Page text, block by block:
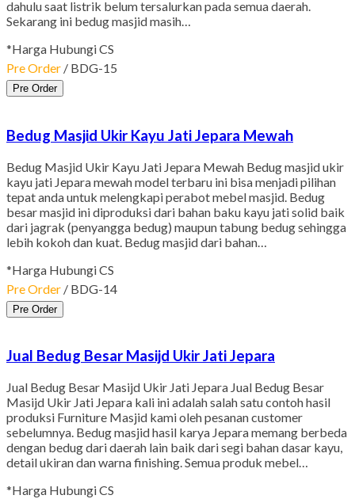
dahulu saat listrik belum tersalurkan pada semua daerah.
Sekarang ini bedug masjid masih…
*Harga Hubungi CS
Pre Order / BDG-15
Pre Order
Bedug Masjid Ukir Kayu Jati Jepara Mewah
Bedug Masjid Ukir Kayu Jati Jepara Mewah Bedug masjid ukir
kayu jati Jepara mewah model terbaru ini bisa menjadi pilihan
tepat anda untuk melengkapi perabot mebel masjid. Bedug
besar masjid ini diproduksi dari bahan baku kayu jati solid baik
dari jagrak (penyangga bedug) maupun tabung bedug sehingga
lebih kokoh dan kuat. Bedug masjid dari bahan…
*Harga Hubungi CS
Pre Order / BDG-14
Pre Order
Jual Bedug Besar Masijd Ukir Jati Jepara
Jual Bedug Besar Masijd Ukir Jati Jepara Jual Bedug Besar
Masijd Ukir Jati Jepara kali ini adalah salah satu contoh hasil
produksi Furniture Masjid kami oleh pesanan customer
sebelumnya. Bedug masjid hasil karya Jepara memang berbeda
dengan bedug dari daerah lain baik dari segi bahan dasar kayu,
detail ukiran dan warna finishing. Semua produk mebel…
*Harga Hubungi CS